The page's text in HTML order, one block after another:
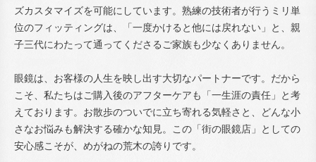
ズカスタマイズを可能にしています。熟練の技術者が行うミリ単
位のフィッティングは、「一度かけると他には戻れない」と、親
子三代にわたって通ってくださるご家族も少なくありません。
眼鏡は、お客様の人生を映し出す大切なパートナーです。だから
こそ、私たちはご購入後のアフターケアも「一生涯の責任」と考
えております。お散歩のついでに立ち寄れる気軽さと、どんな小
さなお悩みも解決する確かな知見。この「街の眼鏡店」としての
安心感こそが、めがねの荒木の誇りです。